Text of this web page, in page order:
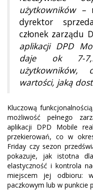
użytkowników –
dyrektor
członek zarządu
aplikacji DPD
daje ok 7-
wartości, jaką
Kluczową
możliwość pełnego
aplikacji DPD Mobile
przekierowań, co w
Friday czy sezon
pokazuje, jak istotna
elastyczność i kontrola
miejscem jej odbioru:
paczkowym lub w punkcie